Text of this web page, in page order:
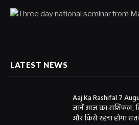
LATEST NEWS
Aaj Ka Rashifal 7
जानें आज का राशिफल,
और किसे रहना होगा